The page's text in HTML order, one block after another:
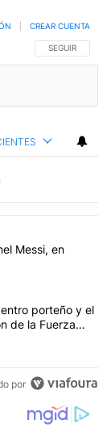
SIGA ESTA
SEGUIR
CREAR CUENTA
en los
Messi, el
Messi, en
F 16
porteño y el
de la Fuerza
por